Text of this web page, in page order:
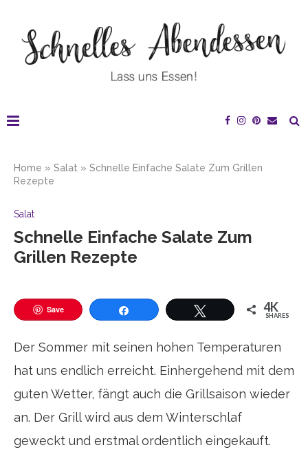
Home » Salat » Schnelle Einfache Salate Zum Grillen
Rezepte
Salat
Schnelle Einfache Salate Zum
Grillen Rezepte
Save 4K
SHARES
Der Sommer mit seinen hohen Temperaturen
hat uns endlich erreicht. Einhergehend mit dem
guten Wetter, fängt auch die Grillsaison wieder
an. Der Grill wird aus dem Winterschlaf
geweckt und erstmal ordentlich eingekauft.